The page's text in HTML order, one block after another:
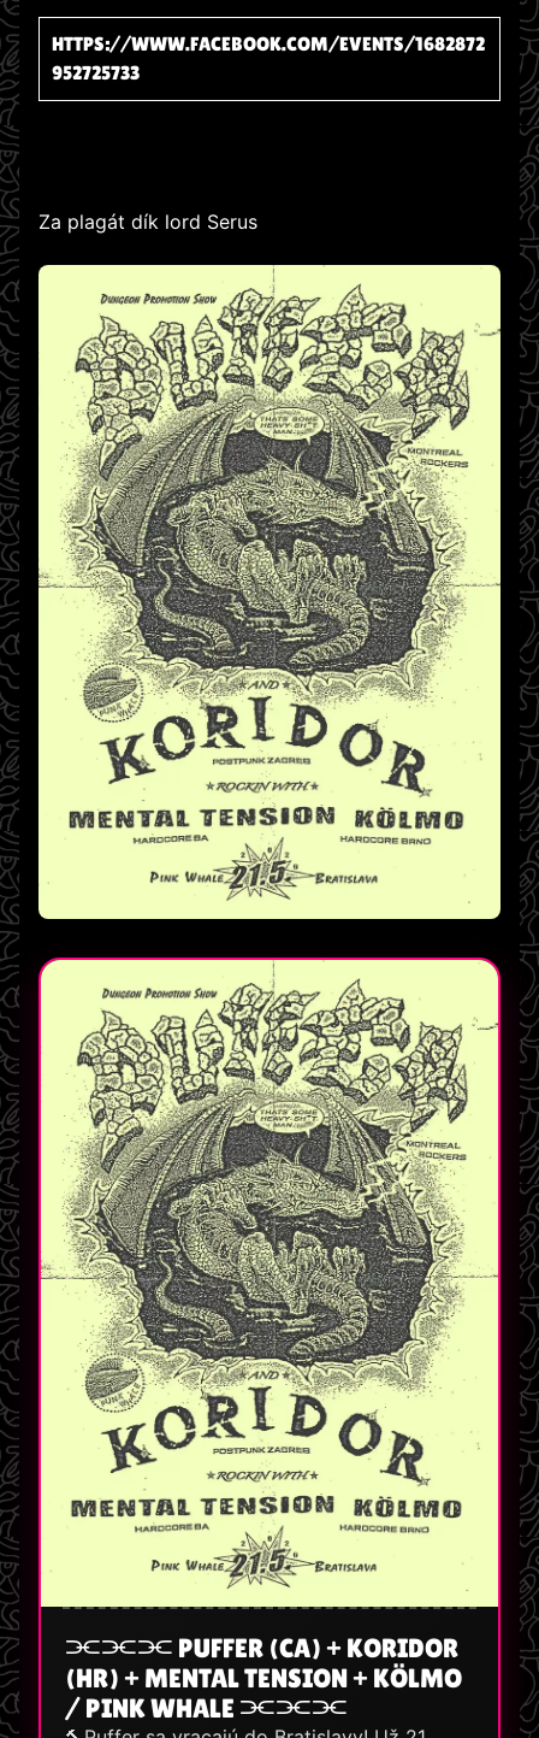
HTTPS://WWW.FACEBOOK.COM/EVENTS/1682872
952725733
Za plagát dík lord Serus
⫘⫘⫘ PUFFER (CA) + KORIDOR
(HR) + MENTAL TENSION + KÖLMO
/ PINK WHALE ⫘⫘⫘